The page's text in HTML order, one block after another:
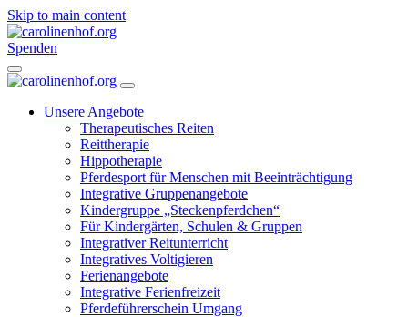
Skip to main content
Spenden
Unsere Angebote
Therapeutisches Reiten
Reittherapie
Hippotherapie
Pferdesport für Menschen mit Beeinträchtigung
Integrative Gruppenangebote
Kindergruppe „Steckenpferdchen“
Für Kindergärten, Schulen & Gruppen
Integrativer Reitunterricht
Integratives Voltigieren
Ferienangebote
Integrative Ferienfreizeit
Pferdeführerschein Umgang